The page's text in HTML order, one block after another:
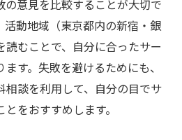
意見を比較することが大切で
動地域（東京都内の新宿・銀
むことで、自分に合ったサー
す。失敗を避けるためにも、
相談を利用して、自分の目でサ
をおすすめします。